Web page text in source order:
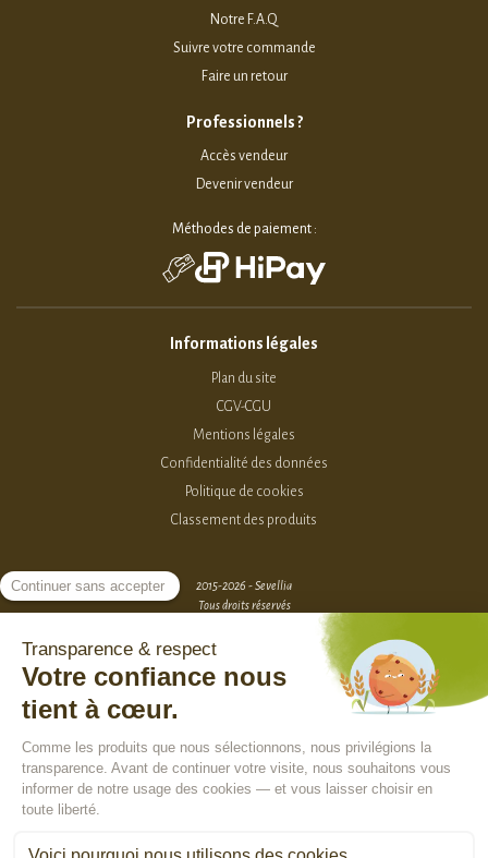
Notre F.A.Q
Suivre votre commande
Faire un retour
Professionnels ?
Accès vendeur
Devenir vendeur
Méthodes de paiement :
Informations légales
Plan du site
CGV-CGU
Mentions légales
Confidentialité des données
Politique de cookies
Classement des produits
2015-2026 - Sevellia
Tous droits réservés
ACCÈS VENDEURS
CONTACTEZ-NOUS
SE CONNECTER